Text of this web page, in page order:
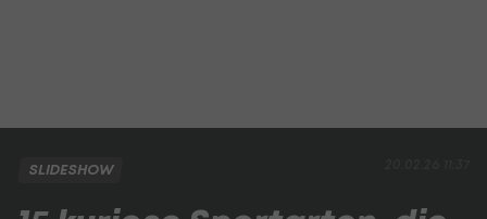
SLIDESHOW